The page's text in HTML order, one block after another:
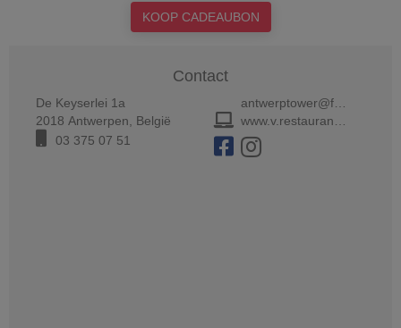
KOOP CADEAUBON
Contact
De Keyserlei 1a
2018 Antwerpen, België
03 375 07 51
antwerptower@fastfine.be
www.v.restaurant/antwerp